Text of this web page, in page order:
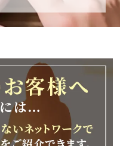
1月8日(木)
応させて頂きま
何卒ご理解の程